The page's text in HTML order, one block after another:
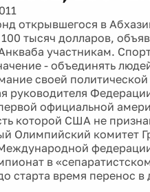
открывшегося в
тысяч долларов,
участникам.
- объединять
своей
руководителя
официальной
которой США не
Олимпийский комитет
в
старта время перенос